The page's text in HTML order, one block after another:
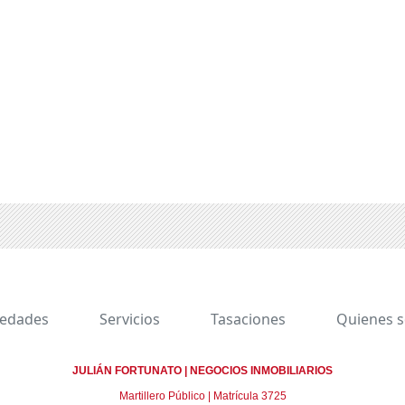
Servicios Tasaciones Quienes
JULIÁN FORTUNATO | NEGOCIOS INMOBILIARIOS
Martillero Público | Matrícula 3725